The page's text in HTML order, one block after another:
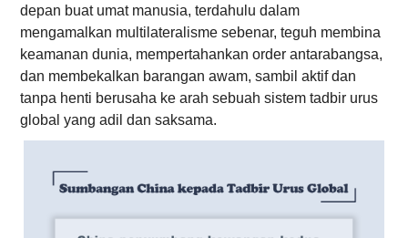
depan buat umat manusia, terdahulu dalam
mengamalkan multilateralisme sebenar, teguh membina
keamanan dunia, mempertahankan order antarabangsa,
dan membekalkan barangan awam, sambil aktif dan
tanpa henti berusaha ke arah sebuah sistem tadbir urus
global yang adil dan saksama.